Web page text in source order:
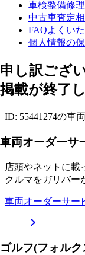
車検整備修理
中古車査定
FAQよくい
個人情報の
申し訳ござ
掲載が終了
ID: 55441274の車
車両オーダーサ
店頭やネットに載
クルマをガリバー
車両オーダーサー
ゴルフ(フォル